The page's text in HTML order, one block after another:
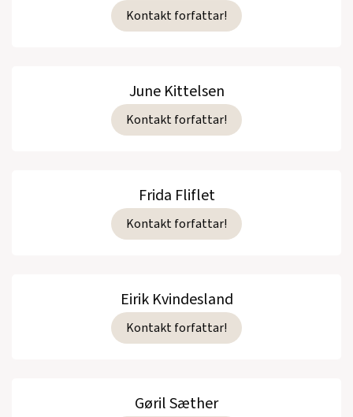
Kontakt forfattar!
June Kittelsen
Kontakt forfattar!
Frida Fliflet
Kontakt forfattar!
Eirik Kvindesland
Kontakt forfattar!
Gøril Sæther